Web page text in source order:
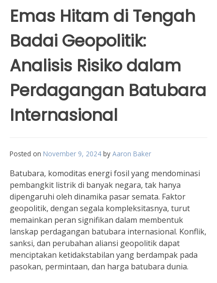
Emas Hitam di Tengah
Badai Geopolitik:
Analisis Risiko dalam
Perdagangan Batubara
Internasional
Posted on November 9, 2024 by Aaron Baker
Batubara, komoditas energi fosil yang mendominasi
pembangkit listrik di banyak negara, tak hanya
dipengaruhi oleh dinamika pasar semata. Faktor
geopolitik, dengan segala kompleksitasnya, turut
memainkan peran signifikan dalam membentuk
lanskap perdagangan batubara internasional. Konflik,
sanksi, dan perubahan aliansi geopolitik dapat
menciptakan ketidakstabilan yang berdampak pada
pasokan, permintaan, dan harga batubara dunia.